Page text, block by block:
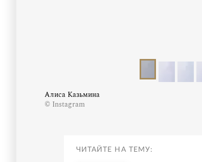
Алиса Казьмина
© Instagram
ЧИТАЙТЕ НА ТЕМУ: